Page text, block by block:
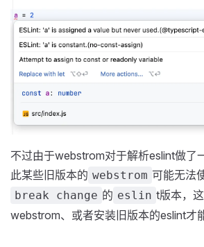
不过由于webstrom对于解析eslint做了
此某些旧版本的 webstrom 可能无法
break change 的 eslin t版本，
webstrom、或者安装旧版本的eslint才